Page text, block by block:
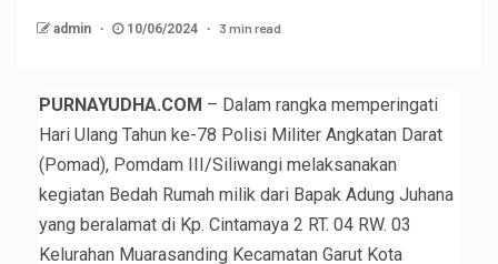
admin 10/06/2024 3 min read
PURNAYUDHA.COM – Dalam rangka memperingati
Hari Ulang Tahun ke-78 Polisi Militer Angkatan Darat
(Pomad), Pomdam III/Siliwangi melaksanakan
kegiatan Bedah Rumah milik dari Bapak Adung Juhana
yang beralamat di Kp. Cintamaya 2 RT. 04 RW. 03
Kelurahan Muarasanding Kecamatan Garut Kota